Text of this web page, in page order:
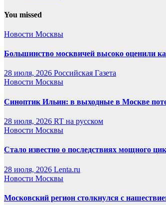
You missed
Новости Москвы
Большинство москвичей высоко оценили
28 июля, 2026 Российская Газета
Новости Москвы
Синоптик Ильин: в выходные в Москве
28 июля, 2026 RT на русском
Новости Москвы
Стало известно о последствиях мощного
28 июля, 2026 Lenta.ru
Новости Москвы
Московский регион столкнулся с